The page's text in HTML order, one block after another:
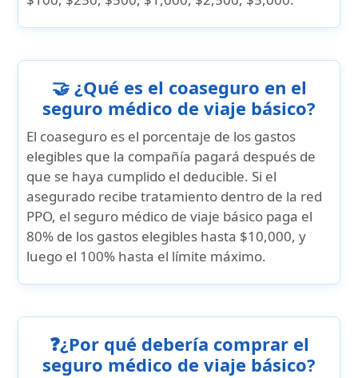
🤝 ¿Qué es el coaseguro en el
seguro médico de viaje básico?
El coaseguro es el porcentaje de los gastos
elegibles que la compañía pagará después de
que se haya cumplido el deducible. Si el
asegurado recibe tratamiento dentro de la red
PPO, el seguro médico de viaje básico paga el
80% de los gastos elegibles hasta $10,000, y
luego el 100% hasta el límite máximo.
❓¿Por qué debería comprar el
seguro médico de viaje básico?